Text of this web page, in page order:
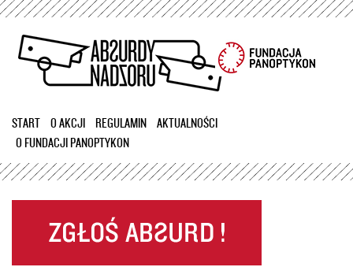
Przejdź
treści
START O AKCJI REGULAMIN
AKTUALNOŚCI
O FUNDACJI PANOPTYKON